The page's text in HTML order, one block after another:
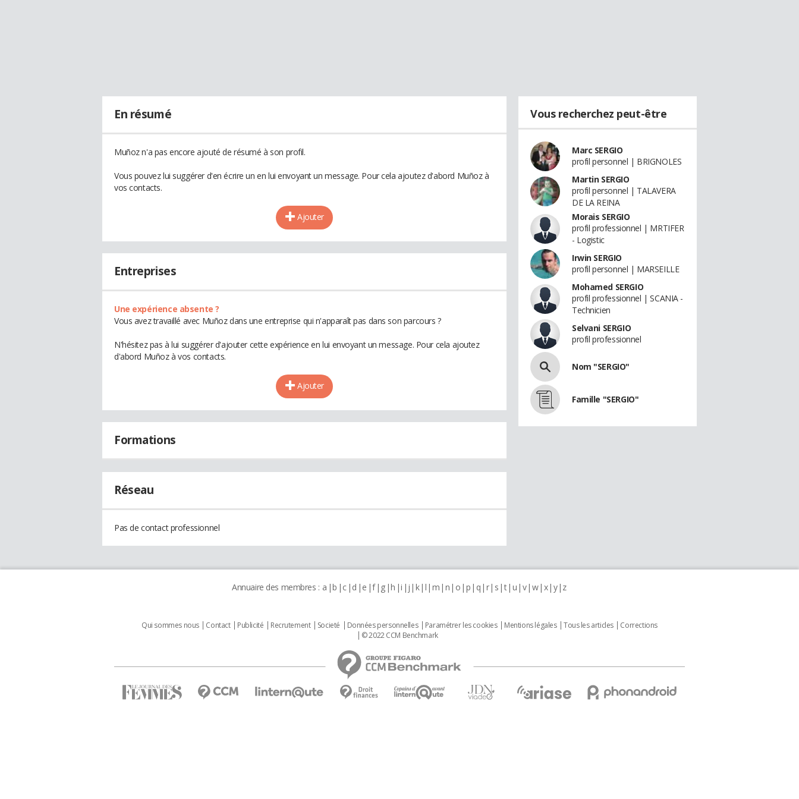
En résumé
Muñoz n'a pas encore ajouté de résumé à son profil.
Vous pouvez lui suggérer d'en écrire un en lui envoyant un message. Pour cela ajoutez d'abord Muñoz à
vos contacts.
Ajouter
Entreprises
Une expérience absente ?
Vous avez travaillé avec Muñoz dans une entreprise qui n'apparaît pas dans son parcours ?
N'hésitez pas à lui suggérer d'ajouter cette expérience en lui envoyant un message. Pour cela ajoutez
d'abord Muñoz à vos contacts.
Ajouter
Formations
Réseau
Pas de contact professionnel
Vous recherchez peut-être
Marc SERGIO
profil personnel | BRIGNOLES
Martin SERGIO
profil personnel | TALAVERA
DE LA REINA
Morais SERGIO
profil professionnel | MRTIFER
- Logistic
Irwin SERGIO
profil personnel | MARSEILLE
Mohamed SERGIO
profil professionnel | SCANIA -
Technicien
Selvani SERGIO
profil professionnel
Nom "SERGIO"
Famille "SERGIO"
Annuaire des membres : a b c d e f g h i j k l m n o p q r s t u v w x y z
Qui sommes nous Contact Publicité Recrutement Societé Données personnelles Paramétrer les cookies Mentions légales Tous les articles
Corrections
© 2022 CCM Benchmark